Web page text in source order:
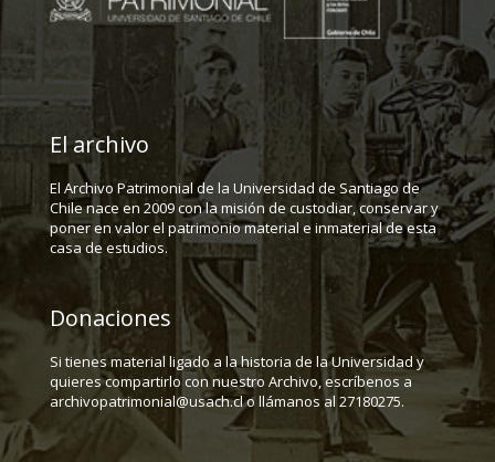
El archivo
El Archivo Patrimonial de la Universidad de Santiago de
Chile nace en 2009 con la misión de custodiar, conservar y
poner en valor el patrimonio material e inmaterial de esta
casa de estudios.
Donaciones
Si tienes material ligado a la historia de la Universidad y
quieres compartirlo con nuestro Archivo, escríbenos a
archivopatrimonial@usach.cl o llámanos al 27180275.